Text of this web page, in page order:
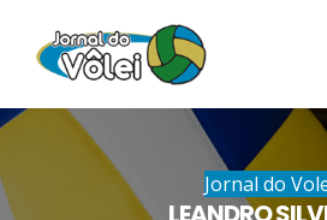
Jornal do